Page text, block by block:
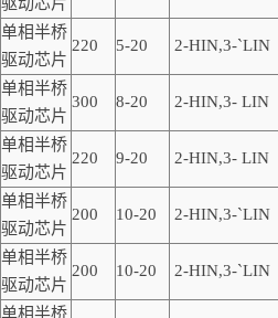
单相半桥
驱动芯片
220 5-20 2-HIN,3-`LIN
单相半桥
驱动芯片
300 8-20 2-HIN,3- LIN
单相半桥
驱动芯片
220 9-20 2-HIN,3- LIN
单相半桥
驱动芯片
200 10-20 2-HIN,3-`LIN
单相半桥
驱动芯片
200 10-20 2-HIN,3-`LIN
单相半桥